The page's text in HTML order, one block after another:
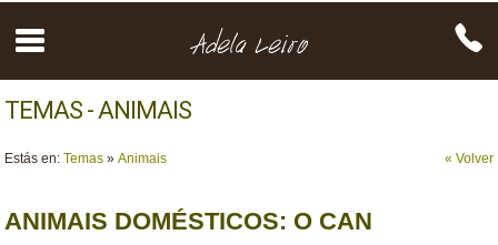
TEMAS - ANIMAIS
« Volver
Estás en:Temas »Animais
ANIMAIS DOMÉSTICOS: O CAN